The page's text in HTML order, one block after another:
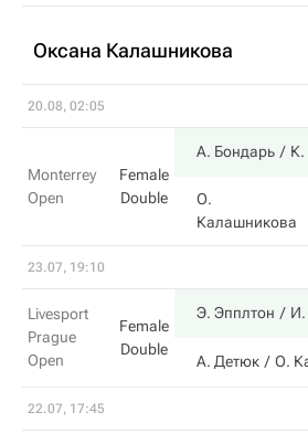
Оксана Калашникова
20.08, 02:05
Monterrey
Open
Female
Double
А. Бондарь К.
О.
Калашникова
23.07, 19:10
Livesport
Prague
Open
Female
Double
Э. Эпплтон И.
А. Детюк О.
22.07, 17:45